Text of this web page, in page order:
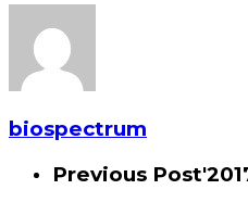
biospectrum
Previous Post